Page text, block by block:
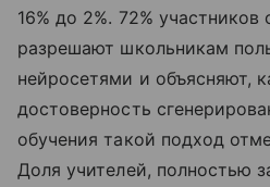
16% до 2%. 72%
разрешают школьникам
нейросетями и объясняют,
достоверность
обучения такой подход
Доля учителей, полностью